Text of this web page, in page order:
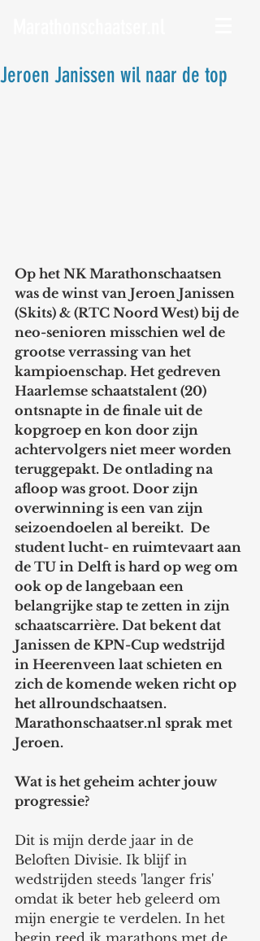
Jeroen Janissen wil naar de top
Op het NK Marathonschaatsen
was de winst van Jeroen Janissen
(Skits) & (RTC Noord West) bij de
neo-senioren misschien wel de
grootse verrassing van het
kampioenschap. Het gedreven
Haarlemse schaatstalent (20)
ontsnapte in de finale uit de
kopgroep en kon door zijn
achtervolgers niet meer worden
teruggepakt. De ontlading na
afloop was groot. Door zijn
overwinning is een van zijn
seizoendoelen al bereikt.  De
student lucht- en ruimtevaart aan
de TU in Delft is hard op weg om
ook op de langebaan een
belangrijke stap te zetten in zijn
schaatscarrière. Dat bekent dat
Janissen de KPN-Cup wedstrijd
in Heerenveen laat schieten en
zich de komende weken richt op
het allroundschaatsen.
Marathonschaatser.nl sprak met
Jeroen.
Wat is het geheim achter jouw
progressie?
Dit is mijn derde jaar in de
Beloften Divisie. Ik blijf in
wedstrijden steeds 'langer fris'
omdat ik beter heb geleerd om
mijn energie te verdelen. In het